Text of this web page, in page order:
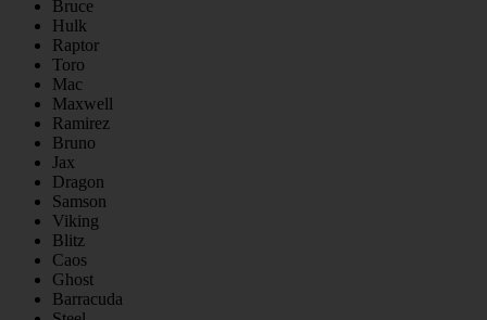
Bruce
Hulk
Raptor
Toro
Mac
Maxwell
Ramirez
Bruno
Jax
Dragon
Samson
Viking
Blitz
Caos
Ghost
Barracuda